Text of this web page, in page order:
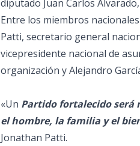
diputado Juan Carlos
Entre los miembros
Patti, secretario general
vicepresidente nacional de
organización y Alejandro
«Un Partido fortalecido será
el hombre, la familia y el
Jonathan Patti.